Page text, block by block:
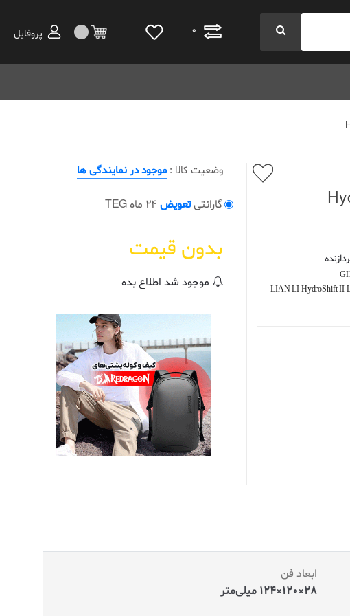
0 پروفایل
LIAN LI HydroShift II
وضعیت کالا : موجود در نمایندگی ها
گارانتیتعویض24 ماه TEG
بدون قیمت
موجود شد اطلاع بده
ابعاد فن
28×120×124 میلی‌متر